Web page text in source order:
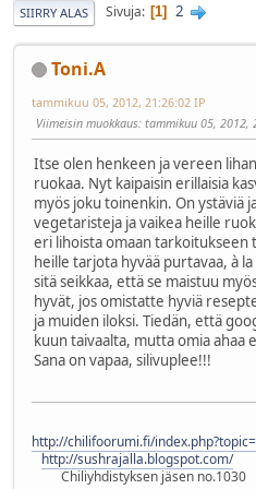
SIIRRY ALAS Sivuja 1 2
Toni.A
tammikuu 05, 2012, 21:26:02 IP
Viimeisin muokkaus: tammikuu 05, 2012,
Itse olen henkeen ja vereen
ruokaa. Nyt kaipaisin erillaisia
myös joku toinenkin. On ystäviä
vegetaristeja ja vaikea heille
eri lihoista omaan tarkoitukseen
heille tarjota hyvää purtavaa, à
sitä seikkaa, että se maistuu
hyvät, jos omistatte hyviä
ja muiden iloksi. Tiedän, että
kuun taivaalta, mutta omia ahaa
Sana on vapaa, silivuplee!!!
http://chilifoorumi.fi/
http://sushrajalla.blogspot.com/
Chiliyhdistyksen jäsen no.1030